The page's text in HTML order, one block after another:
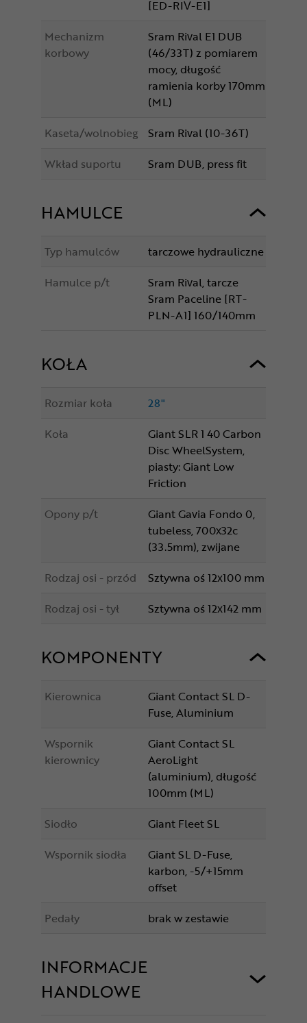
[ED-RIV-E1]
Mechanizm
korbowy
Sram Rival E1 DUB
(46/33T) z pomiarem
mocy, długość
ramienia korby 170mm
(ML)
Kaseta/wolnobieg
Sram Rival (10-36T)
Wkład suportu
Sram DUB, press fit
HAMULCE
Typ hamulców
tarczowe hydrauliczne
Hamulce p/t
Sram Rival, tarcze
Sram Paceline [RT-
PLN-A1] 160/140mm
KOŁA
Rozmiar koła
28"
Koła
Giant SLR 1 40 Carbon
Disc WheelSystem,
piasty: Giant Low
Friction
Opony p/t
Giant Gavia Fondo 0,
tubeless, 700x32c
(33.5mm), zwijane
Rodzaj osi - przód
Sztywna oś 12x100 mm
Rodzaj osi - tył
Sztywna oś 12x142 mm
KOMPONENTY
Kierownica
Giant Contact SL D-
Fuse, Aluminium
Wspornik
kierownicy
Giant Contact SL
AeroLight
(aluminium), długość
100mm (ML)
Siodło
Giant Fleet SL
Wspornik siodła
Giant SL D-Fuse,
karbon, -5/+15mm
offset
Pedały
brak w zestawie
INFORMACJE
HANDLOWE